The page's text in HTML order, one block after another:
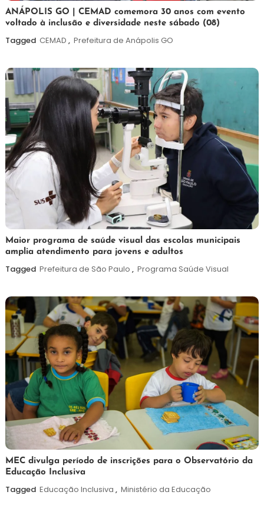
7
de
agosto
Maurilio
ANÁPOLIS GO | CEMAD comemora 30 anos com evento
voltado à inclusão e diversidade neste sábado (08)
Tagged CEMAD , Prefeitura de Anápolis GO
7
de
agosto
Maurilio
Maior programa de saúde visual das escolas municipais
amplia atendimento para jovens e adultos
Tagged Prefeitura de São Paulo , Programa Saúde Visual
7
de
agosto
Maurilio
MEC divulga período de inscrições para o Observatório da
Educação Inclusiva
Tagged Educação Inclusiva , Ministério da Educação